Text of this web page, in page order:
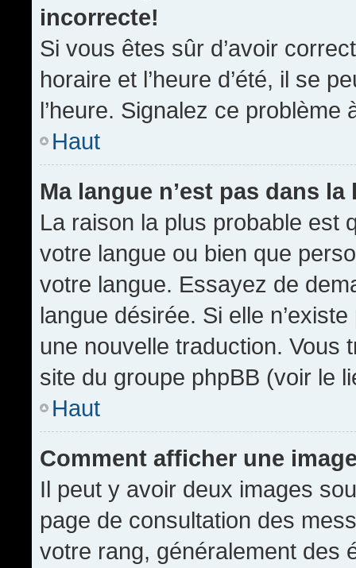
incorrecte!
Si vous êtes sûr d’avoir
horaire et l’heure d’été, il se
l’heure. Signalez ce problème
Haut
Ma langue n’est pas dans la
La raison la plus probable est
votre langue ou bien que
votre langue. Essayez de
langue désirée. Si elle
une nouvelle traduction. Vous
site du groupe phpBB (voir le
Haut
Comment afficher une
Il peut y avoir deux images
page de consultation des
votre rang, généralement des